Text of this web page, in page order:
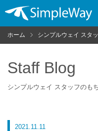
ホーム シンプルウェイ スタ
Staff Blog
シンプルウェイ スタッフのも
2021.11.11